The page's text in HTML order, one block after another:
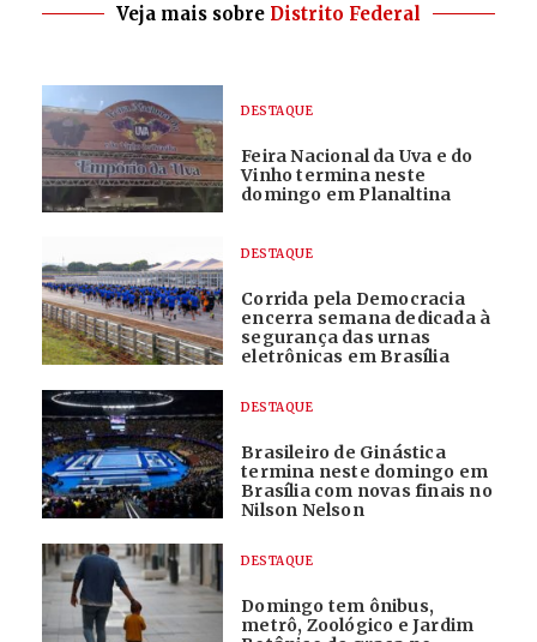
Veja mais sobre Distrito Federal
DESTAQUE
Feira Nacional da Uva e do
Vinho termina neste
domingo em Planaltina
DESTAQUE
Corrida pela Democracia
encerra semana dedicada à
segurança das urnas
eletrônicas em Brasília
DESTAQUE
Brasileiro de Ginástica
termina neste domingo em
Brasília com novas finais no
Nilson Nelson
DESTAQUE
Domingo tem ônibus,
metrô, Zoológico e Jardim